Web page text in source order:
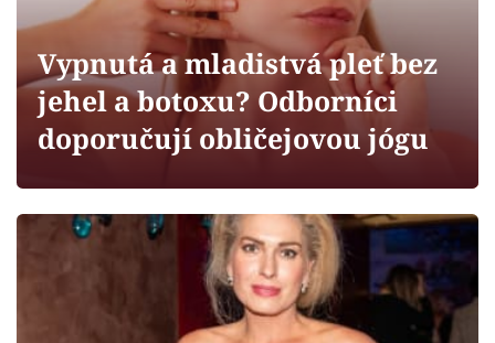
Sledujte prima+
Filmový festival Karlovy Vary
Mámy sobě
Vypnutá a mladistvá pleť bez
jehel a botoxu? Odborníci
doporučují obličejovou jógu